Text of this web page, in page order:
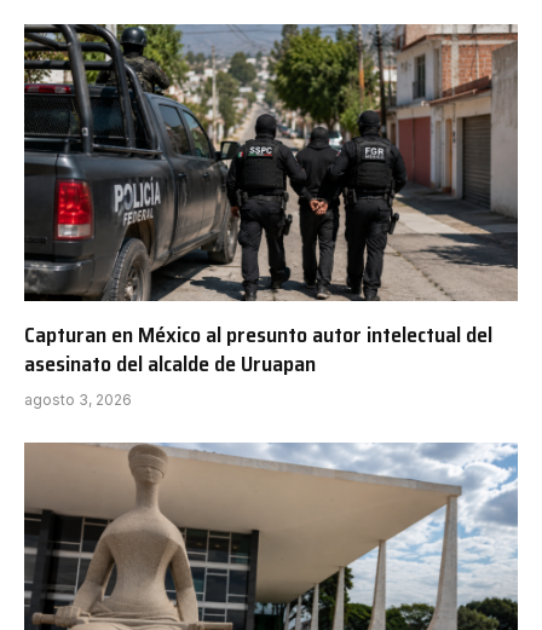
Capturan en México al presunto autor intelectual del
asesinato del alcalde de Uruapan
agosto 3, 2026